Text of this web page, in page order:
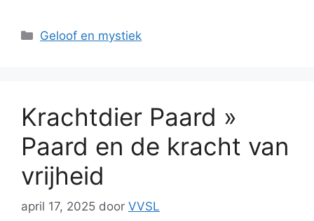
Categorieën
Geloof en mystiek
Krachtdier Paard »
Paard en de kracht van
vrijheid
april 17, 2025 door VVSL